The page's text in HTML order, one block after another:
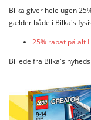
Bilka giver hele ugen
gælder både i Bilka's
25% rabat på alt
Billede fra Bilka's